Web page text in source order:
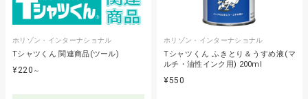
ホリゾン・インターナショナル
Tシャツくん 関連商品(ツール)
¥220 ～
ホリゾン・インターナショナル
Tシャツくん ふきとり＆うすめ液(マ
ルチ・油性インク用) 200ml
¥550